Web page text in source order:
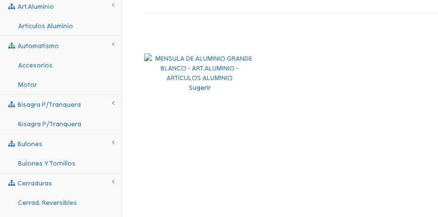
Art.aluminio
Articulos Aluminio
Automatismo
Accesorios
Motor
Bisagra P/tranquera
Bisagra P/tranquera
Bulones
Bulones Y Tornillos
Cerraduras
Cerrad. Reversibles
Sugerir